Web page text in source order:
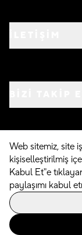
©
Web sitemiz, site
kişiselleştirilmiş
Kabul Et"e
paylaşımı kabul